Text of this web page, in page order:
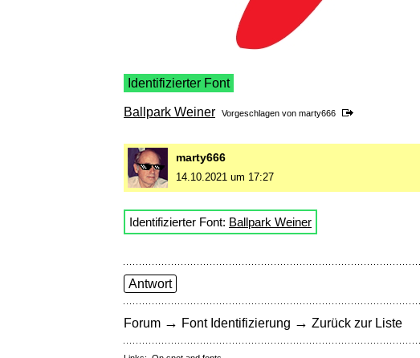
Identifizierter Font
Ballpark Weiner Vorgeschlagen von marty666
marty666
14.10.2021 um 17:27
Identifizierter Font: Ballpark Weiner
Antwort
Forum → Font Identifizierung → Zurück zur Liste